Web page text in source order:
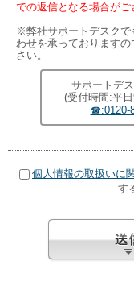
での返信となる場合がご
※弊社サポートデスクで
わせを承っております
さい。
サポートデ
(受付時間:平
☎:0120-
個人情報の取扱いに
す